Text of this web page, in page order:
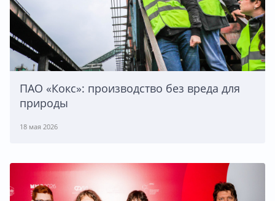
ПАО «Кокс»: производство без вреда для
природы
18 мая 2026